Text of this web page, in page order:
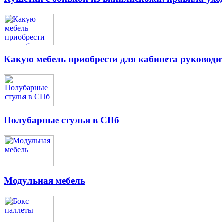
Какую мебель приобрести для кабинета
Полубарные стулья в СПб
Модульная мебель